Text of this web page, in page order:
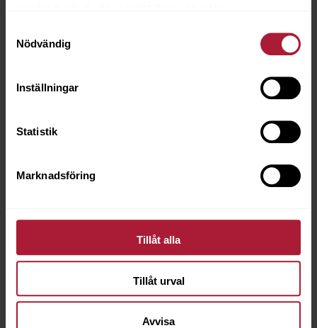
Nödvändig
Inställningar
Statistik
Marknadsföring
Tillåt alla
Tillåt urval
Avvisa